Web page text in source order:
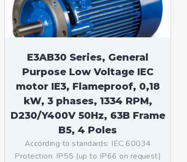
NEMA
Américaines)
E3AB30 Series, General
Purpose Low Voltage IEC
motor IE3, Flameproof, 0,18
kW, 3 phases, 1334 RPM,
D230/Y400V 50Hz, 63B Frame
B5, 4 Poles
According to standards: IEC 60034
Protection: IP55 (up to IP66 on request)